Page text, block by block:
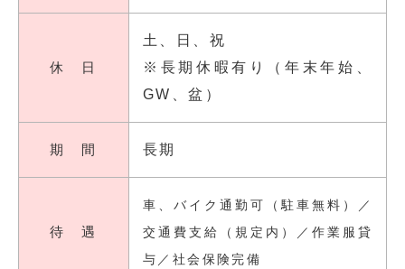
休 日
土、日、祝
※長期休暇有り（年末年始、
GW、盆）
期 間 長期
待 遇
車、バイク通勤可（駐車無料）／
交通費支給（規定内）／作業服貸
与／社会保険完備